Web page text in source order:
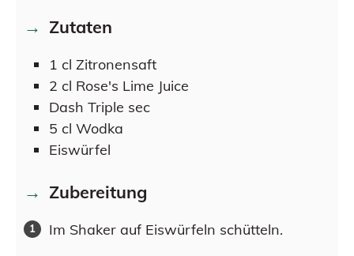
Zutaten
1 cl Zitronensaft
2 cl Rose's Lime Juice
Dash Triple sec
5 cl Wodka
Eiswürfel
Zubereitung
Im Shaker auf Eiswürfeln schütteln.